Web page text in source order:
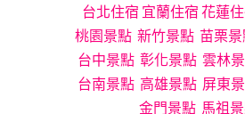
台北住宿 宜蘭住宿花蓮
桃園景點 新竹景點 苗栗
台中景點 彰化景點 雲林
台南景點 高雄景點 屏東
金門景點 馬祖